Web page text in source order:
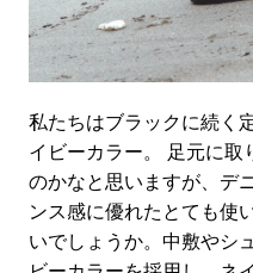
私たちはブラックに続く
イビーカラー。 足元に取
のかなと思いますが、デ
ンス感に優れたとても使
いでしょうか。中敷やシ